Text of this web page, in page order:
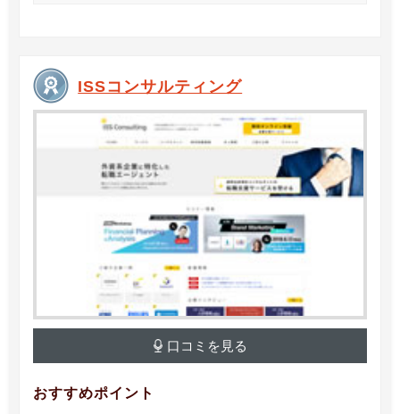
ISSコンサルティング
口コミを見る
おすすめポイント